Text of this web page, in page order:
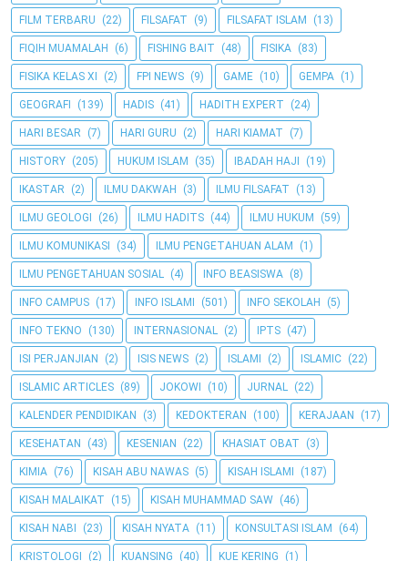
FILM TERBARU (22) FILSAFAT (9) FILSAFAT ISLAM (13)
FIQIH MUAMALAH (6) FISHING BAIT (48) FISIKA (83)
FISIKA KELAS XI (2) FPI NEWS (9) GAME (10) GEMPA (1)
GEOGRAFI (139) HADIS (41) HADITH EXPERT (24)
HARI BESAR (7) HARI GURU (2) HARI KIAMAT (7)
HISTORY (205) HUKUM ISLAM (35) IBADAH HAJI (19)
IKASTAR (2) ILMU DAKWAH (3) ILMU FILSAFAT (13)
ILMU GEOLOGI (26) ILMU HADITS (44) ILMU HUKUM (59)
ILMU KOMUNIKASI (34) ILMU PENGETAHUAN ALAM (1)
ILMU PENGETAHUAN SOSIAL (4) INFO BEASISWA (8)
INFO CAMPUS (17) INFO ISLAMI (501) INFO SEKOLAH (5)
INFO TEKNO (130) INTERNASIONAL (2) IPTS (47)
ISI PERJANJIAN (2) ISIS NEWS (2) ISLAMI (2) ISLAMIC (22)
ISLAMIC ARTICLES (89) JOKOWI (10) JURNAL (22)
KALENDER PENDIDIKAN (3) KEDOKTERAN (100) KERAJAAN (17)
KESEHATAN (43) KESENIAN (22) KHASIAT OBAT (3)
KIMIA (76) KISAH ABU NAWAS (5) KISAH ISLAMI (187)
KISAH MALAIKAT (15) KISAH MUHAMMAD SAW (46)
KISAH NABI (23) KISAH NYATA (11) KONSULTASI ISLAM (64)
KRISTOLOGI (2) KUANSING (40) KUE KERING (1)